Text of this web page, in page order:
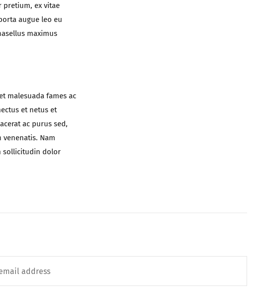
pretium, ex vitae
augue leo eu
maximus
malesuada fames ac
et netus et
ac purus sed,
Nam
sollicitudin dolor